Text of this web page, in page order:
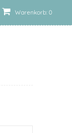
Warenkorb: 0